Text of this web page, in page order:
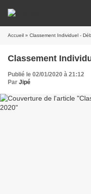
Accueil » Classement Individuel -
Classement
Publié le 02/01/2020 à 21:12
Par Jipé